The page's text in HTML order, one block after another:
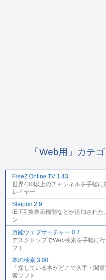
「Web用」カテ
FreeZ Online TV 1.43
世界430以上のチャンネルを手軽
レイヤー
Sleipnir 2.9
IE 7互換表示機能などが追加され
ン
万能ウェブサーチャー 0.7
デスクトップでWeb検索を手軽に
フト
本の検索 3.00
「探している本がどこで入手・閲
索ソフト